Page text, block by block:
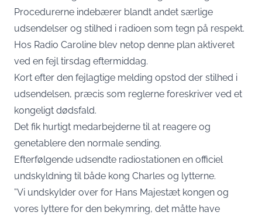
Procedurerne indebærer blandt andet særlige
udsendelser og stilhed i radioen som tegn på respekt.
Hos Radio Caroline blev netop denne plan aktiveret
ved en fejl tirsdag eftermiddag.
Kort efter den fejlagtige melding opstod der stilhed i
udsendelsen, præcis som reglerne foreskriver ved et
kongeligt dødsfald.
Det fik hurtigt medarbejderne til at reagere og
genetablere den normale sending.
Efterfølgende udsendte radiostationen en officiel
undskyldning til både kong Charles og lytterne.
”Vi undskylder over for Hans Majestæt kongen og
vores lyttere for den bekymring, det måtte have